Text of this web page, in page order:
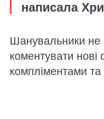
написала
Шанувальники не
коментувати нові
компліментами